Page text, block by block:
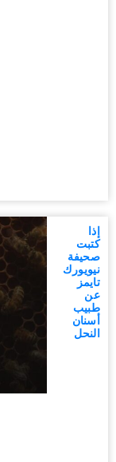
إذا
كتبت
صحيفة
نيويورك
تايمز
عن
طبيب
أسنان
النحل